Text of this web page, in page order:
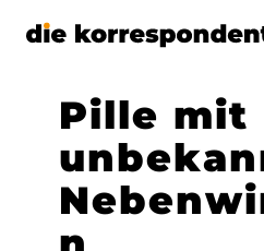
Zum
Pille mit